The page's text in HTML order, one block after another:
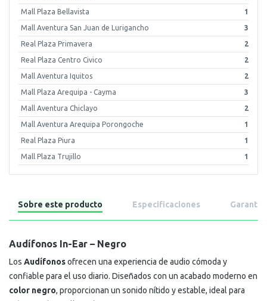
Mall Plaza Bellavista 1
Mall Aventura San Juan de Lurigancho 3
Real Plaza Primavera 2
Real Plaza Centro Civico 2
Mall Aventura Iquitos 2
Mall Plaza Arequipa - Cayma 3
Mall Aventura Chiclayo 2
Mall Aventura Arequipa Porongoche 1
Real Plaza Piura 1
Mall Plaza Trujillo 1
Sobre este producto Especificaciones Garantía
Audífonos In-Ear – Negro
Los Audífonosofrecen una experiencia de audio cómoda y
confiable para el uso diario. Diseñados con un acabado moderno en
color negro, proporcionan un sonido nítido y estable, ideal para